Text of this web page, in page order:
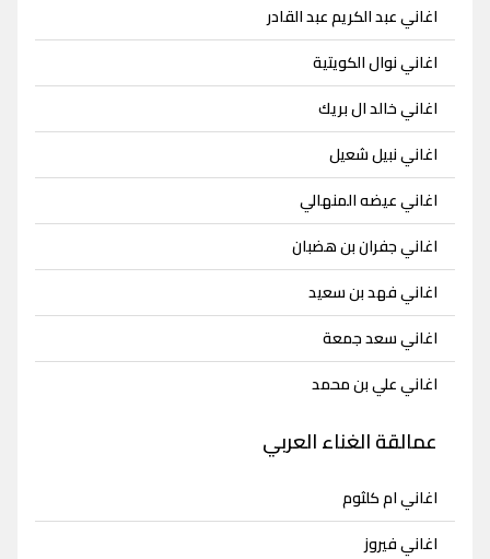
اغاني عبد الكريم عبد القادر
اغاني نوال الكويتية
اغاني خالد ال بريك
اغاني نبيل شعيل
اغاني عيضه المنهالي
اغاني جفران بن هضبان
اغاني فهد بن سعيد
اغاني سعد جمعة
اغاني علي بن محمد
عمالقة الغناء العربي
اغاني ام كلثوم
اغاني فيروز